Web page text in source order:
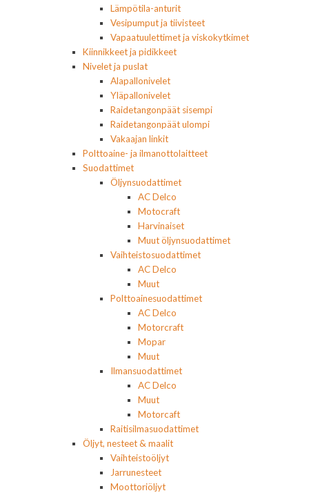
Lämpötila-anturit
Vesipumput ja tiivisteet
Vapaatuulettimet ja viskokytkimet
Kiinnikkeet ja pidikkeet
Nivelet ja puslat
Alapallonivelet
Yläpallonivelet
Raidetangonpäät sisempi
Raidetangonpäät ulompi
Vakaajan linkit
Polttoaine- ja ilmanottolaitteet
Suodattimet
Öljynsuodattimet
AC Delco
Motocraft
Harvinaiset
Muut öljynsuodattimet
Vaihteistosuodattimet
AC Delco
Muut
Polttoainesuodattimet
AC Delco
Motorcraft
Mopar
Muut
Ilmansuodattimet
AC Delco
Muut
Motorcaft
Raitisilmasuodattimet
Öljyt, nesteet & maalit
Vaihteistoöljyt
Jarrunesteet
Moottoriöljyt